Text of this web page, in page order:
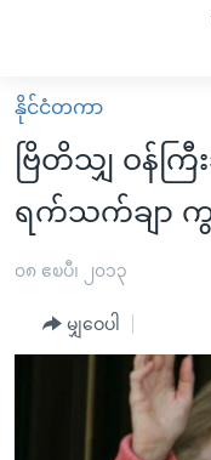
လွယ်ကူ
စေ
သည့်
Link
များ
အကြောင်းအရာ
မူလစာမျက်နှာ
မြန်မာ
ကမ္ဘာ့သတင်းများ
နိုင်ငံတကာ
အစ္စရေး-ပါလက်စတိုင်း
ဗွီဒီယို
ရပ်ဝန်းတခု လမ်းတခု
အင်္ဂလိပ်စာလေ့လာမယ်
အမေရိကန်သုံးအီဒီယံ
အပတ်စဉ်ကဏ္ဍများ
နိုင်ငံတကာ
ဗြိတိသျှ ဝန်ကြီ
ရက်သက်ချာ
၀၈ ဧၿပီ၊ ၂၀၁၃
မျှဝေပါ